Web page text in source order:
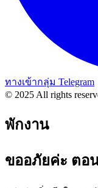
ทางเข้ากลุ่ม Telegram
© 2025 All rights
พักงาน
ขออภัยค่ะ ตอ